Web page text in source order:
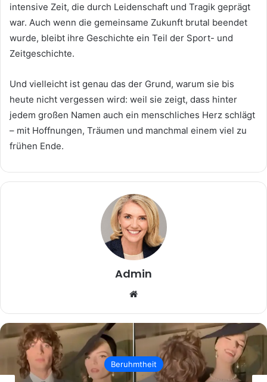
intensive Zeit, die durch Leidenschaft und Tragik geprägt
war. Auch wenn die gemeinsame Zukunft brutal beendet
wurde, bleibt ihre Geschichte ein Teil der Sport- und
Zeitgeschichte.
Und vielleicht ist genau das der Grund, warum sie bis
heute nicht vergessen wird: weil sie zeigt, dass hinter
jedem großen Namen auch ein menschliches Herz schlägt
– mit Hoffnungen, Träumen und manchmal einem viel zu
frühen Ende.
Admin
Beruhmtheit